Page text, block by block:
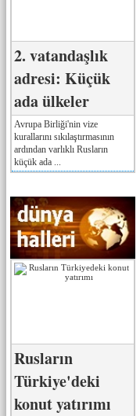
2. vatandaşlık
adresi: Küçük
ada ülkeler
Avrupa Birliği'nin vize
kurallarını sıkılaştırmasının
ardından varlıklı Rusların
küçük ada ...
Rusların
Türkiye'deki
konut yatırımı